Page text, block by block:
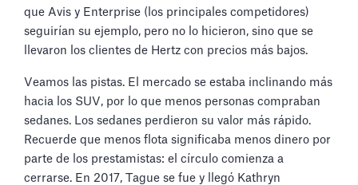
que Avis y Enterprise (los principales competidores)
seguirían su ejemplo, pero no lo hicieron, sino que se
llevaron los clientes de Hertz con precios más bajos.
Veamos las pistas. El mercado se estaba inclinando más
hacia los SUV, por lo que menos personas compraban
sedanes. Los sedanes perdieron su valor más rápido.
Recuerde que menos flota significaba menos dinero por
parte de los prestamistas: el círculo comienza a
cerrarse. En 2017, Tague se fue y llegó Kathryn